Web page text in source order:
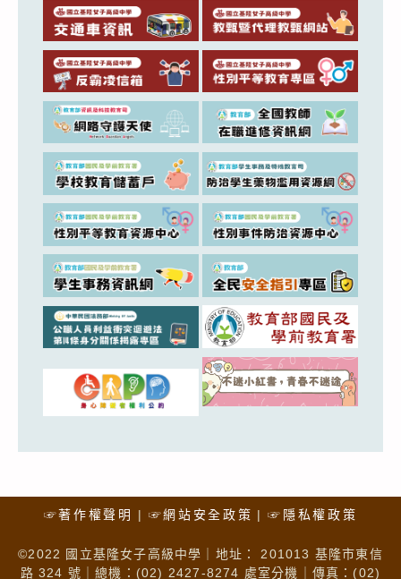
☞著作權聲明 ☞網站安全政策 ☞隱私權政策
©2022 國立基隆女子高級中學｜地址： 201013 基隆市東信
路 324 號｜總機：(02) 2427-8274 處室分機｜傳真：(02)